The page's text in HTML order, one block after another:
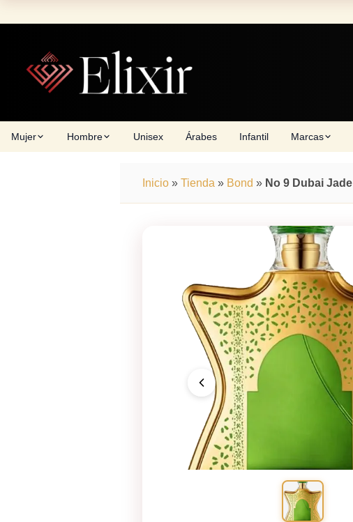
to
Mujer Hombre Unisex Árabes Infantil Marcas
Inicio » Tienda » Bond » No 9 Dubai Jade